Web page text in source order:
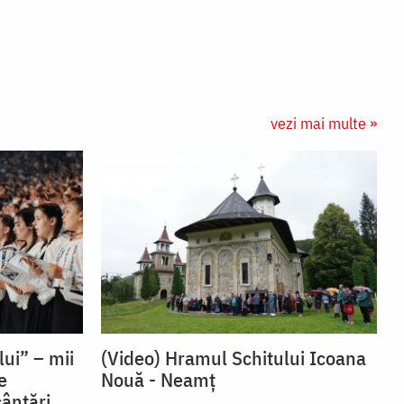
vezi mai multe »
– mii
(Video) Hramul Schitului Icoana
Nouă - Neamț